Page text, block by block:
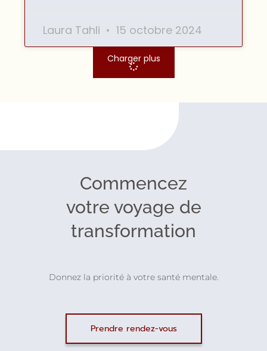
Laura Tahli 15 octobre 2024
Charger plus
Commencez
votre voyage de
transformation
Donnez la priorité à votre santé mentale.
Prendre rendez-vous